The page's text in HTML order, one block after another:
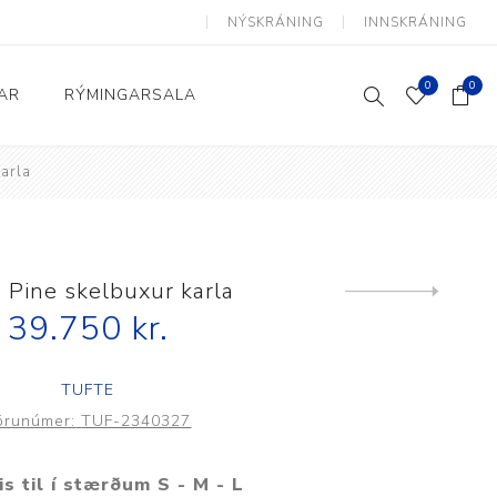
NÝSKRÁNING INNSKRÁNING
Eldhús
Lyftihægindastólar
Stólar og vinnuvernd
Svefnherbergi
RÝMINGARSALA 0 0
skelbuxur karla
39.750 kr.
TUFTE
TUF-2340327
til í stærðum S - M - L